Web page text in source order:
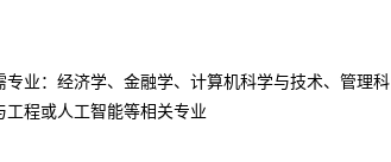
专业：经济学、金融学、计算机科学与技术、 管理科
工程或人工智能等相关专业